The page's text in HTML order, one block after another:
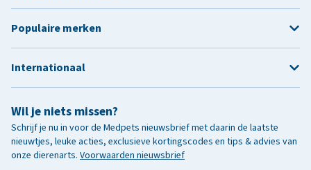
Wil je niets missen?
Schrijf je nu in voor de Medpets nieuwsbrief met daarin de laatste
nieuwtjes, leuke acties, exclusieve kortingscodes en tips & advies van
onze dierenarts. Voorwaarden nieuwsbrief
Populaire merken
Internationaal